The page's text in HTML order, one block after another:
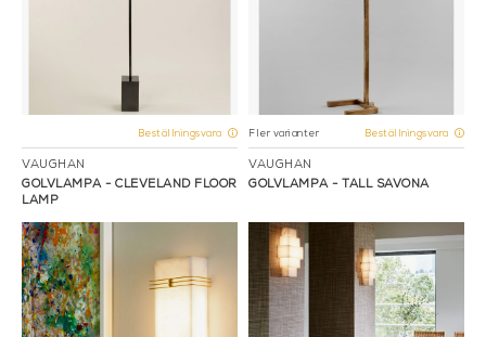
Beställningsvara
VAUGHAN
GOLVLAMPA - CLEVELAND FLOOR
LAMP
Fler varianter Beställningsvara
VAUGHAN
GOLVLAMPA - TALL SAVONA